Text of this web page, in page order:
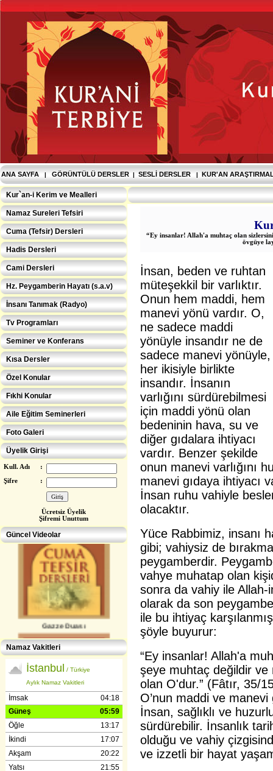
ANA SAYFA | GÖRÜNTÜLÜ DERSLER | SESLI DERSLER | KUR'AN
Kur`an-i Kerim ve Mealleri
Namaz Sureleri Tefsiri
Cuma (Tefsir) Dersleri
Hadis Dersleri
Cami Dersleri
Hz. Peygamberin Hayatı (s.a.v)
İnsanı Tanımak (Radyo)
Tv Programları
Seminer ve Konferans
Kısa Dersler
Özel Konular
Fıkhi Konular
Aile Eğitim Seminerleri
Foto Galeri
Üyelik Girişi
Kull. Adı :
Şifre :
Ücretsiz Üyelik
Şifremi Unuttum
Güncel Videolar
Eğitimcilere ÖZEL
Gazze Duası
Gençlerle İletişim (Günışığı-
Reşitpaşa​) Abdülhamit Kahraman
Namaz Vakitleri
“Ey insanlar! Allah'a muhtaç olan
övgüye
İnsan, beden ve ruhtan
müteşekkil bir varlıktır.
Onun hem maddi, hem
manevi yönü vardır. O,
ne sadece maddi
yönüyle insandır ne de
sadece manevi yönüyle,
her ikisiyle birlikte
insandır. İnsanın
varlığını sürdürebilmesi
için maddi yönü olan
bedeninin hava, su ve
diğer gıdalara ihtiyacı
vardır. Benzer şekilde
onun manevi varlığını
manevi gıdaya ihtiyacı
İnsan ruhu vahiyle
olacaktır.
Yüce Rabbimiz, insanı
gibi; vahiysiz de
peygamberdir.
vahye muhatap olan
sonra da vahiy ile
olarak da son
ile bu ihtiyaç
şöyle buyurur:
“Ey insanlar! Allah'a
şeye muhtaç değildir ve
olan O'dur.” (Fâtır, 35/
O’nun maddi ve manevi
İnsan, sağlıklı ve
sürdürebilir. İnsanlık
olduğu ve vahiy
ve izzetli bir hayat